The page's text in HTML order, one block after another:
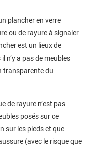
plancher en verre
ou de rayure à signaler
est un lieux de
n’y a pas de meubles
transparente du
de rayure n’est pas
posés sur ce
sur les pieds et que
(avec le risque que